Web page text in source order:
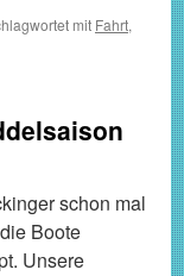
mit Fahrt,
schon mal
Boote
Unsere